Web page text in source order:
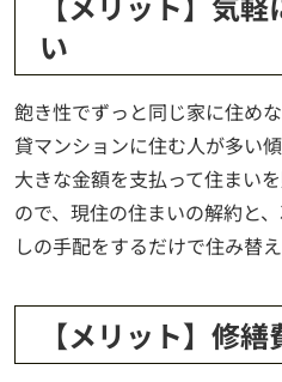
い
飽き性でずっと同じ家に住め
貸マンションに住む人が多い傾
大きな金額を支払って住まい
ので、現住の住まいの解約と
しの手配をするだけで住み替え
【メリット】修